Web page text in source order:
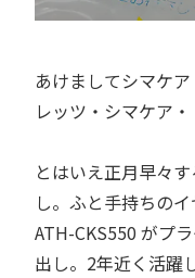
あけましてシマケ
レッツ・シマケア
とはいえ正月早々
し。ふと手持ちのイ
ATH-CKS550 がプ
出し。2年近く活躍